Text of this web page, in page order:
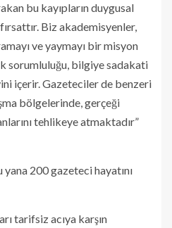
bu kayıpların duygusal
Biz akademisyenler,
ve yaymayı bir misyon
sorumluluğu, bilgiye sadakati
içerir. Gazeteciler de benzeri
bölgelerinde, gerçeği
tehlikeye atmaktadır”
yana 200 gazeteci hayatını
tarifsiz acıya karşın